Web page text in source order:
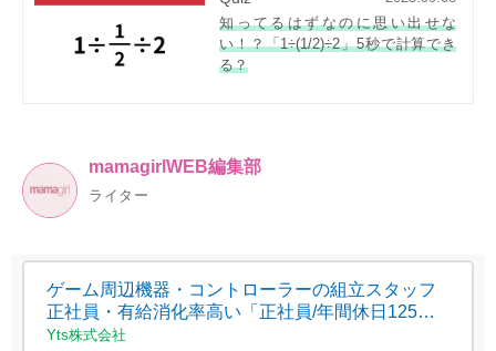
知ってるはずなのに思い出せな
い！？「1÷(1/2)÷2」5秒で計算でき
る？
mamagirlWEB編集部
ライター
ゲーム周辺機器・コントローラーの組立スタッフ
正社員・有給消化率高い「正社員/年間休日125
日/IT・ゲーム業界志望」・港区南青山
Yts株式会社